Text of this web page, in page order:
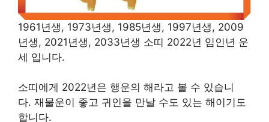
1961년생, 1973년생, 1985년생, 1997년생, 2009
년생, 2021년생, 2033년생 소띠 2022년 임인년 운
세 입니다.
소띠에게 2022년은 행운의 해라고 볼 수 있습니
다. 재물운이 좋고 귀인을 만날 수도 있는 해이기도
합니다.